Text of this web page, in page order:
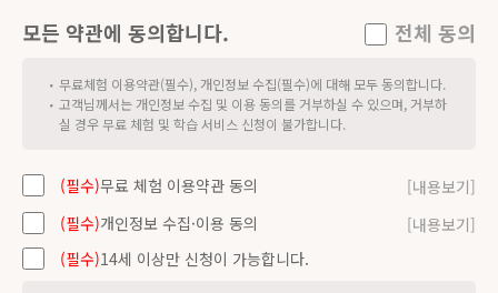
다시 포장하여 즉시 회사가 지정한 택배사(착불)를 통해 아래의 주
소로 반납해야 하며, 자세한 반납절차 및 내용은 회사 고객센터
(☎1577-1500)를 통해 안내받을 수 있습니다.
- (우편번호 : 10881) 경기도 파주시 문발로77(문발동) 웅진씽크빅
3)만약 회사가 지정한 택배사를 통해 체험패키지를 반납하지 않은 경
(☎1577-1500)에 반납 일시, 해당 택배사명, 송장번호 등을 고지
해야 합니다.
스마트올중학 서비스 제공을 위하여 아래와 같이 본인의 개인정보를 수
집·이용하는 것에 동의 합니다.
가.목적
- 제품/서비스 무료체험 신청, 안내 및 상담
- 전화, 문자를 통한 제품 및 서비스 안내
- 무료체험 기기 배송 및 회수
- 중복신청 방지
나. 항목 : 학부모 성명, 연락처, 자녀 학년
다. 보유 및 이용기간 : 상담 신청일로부터 1년 또는 무료체험 종료일로
부터 1년 (기타 관련 법령 및 개인정보처리방침에 따름)
모든 약관에 동의합니다. 전체 동의
・ 무료체험 이용약관(필수), 개인정보 수집(필수)에 대해 모두 동의합니다.
・ 고객님께서는 개인정보 수집 및 이용 동의를 거부하실 수 있으며, 거부하
실 경우 무료 체험 및 학습 서비스 신청이 불가합니다.
(필수)무료 체험 이용약관 동의
[내용보기]
(필수)개인정보 수집·이용 동의
[내용보기]
(필수)14세 이상만 신청이 가능합니다.